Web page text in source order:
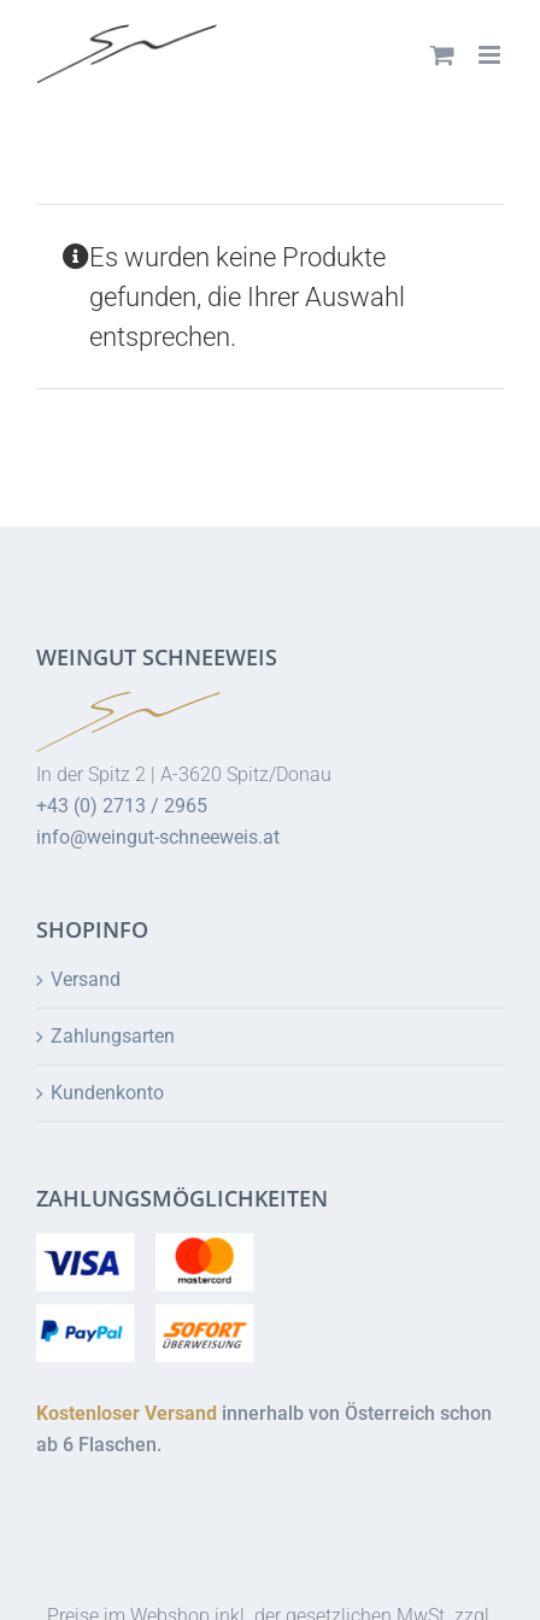
content
Es wurden keine Produkte
gefunden, die Ihrer Auswahl
entsprechen.
WEINGUT SCHNEEWEIS
In der Spitz 2 | A-3620 Spitz/Donau
+43 (0) 2713 / 2965
info@weingut-schneeweis.at
SHOPINFO
Versand
Zahlungsarten
Kundenkonto
ZAHLUNGSMÖGLICHKEITEN
Kostenloser Versand innerhalb von Österreich schon
ab 6 Flaschen.
Preise im Webshop inkl. der gesetzlichen MwSt. zzgl.